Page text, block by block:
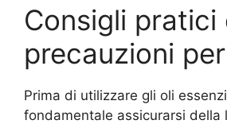
Consigli pratici
precauzioni per
Prima di utilizzare gli oli
fondamentale assicurarsi della